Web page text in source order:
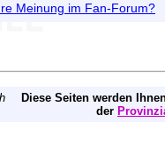
Meinung im Fan-Forum?
Diese Seiten werden
der